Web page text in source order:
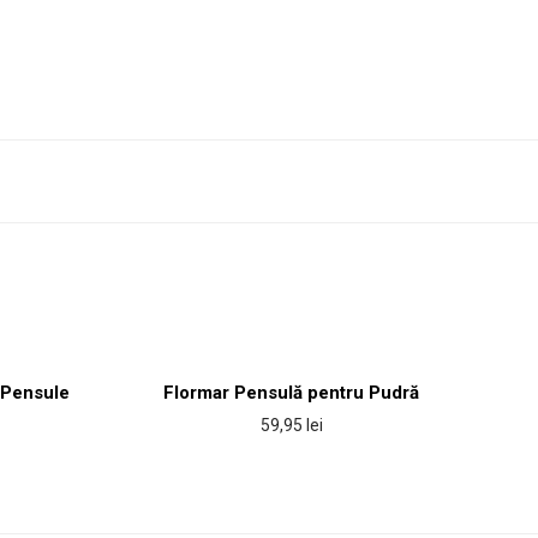
Flormar Pensulă pentru Pudră
59,95 lei